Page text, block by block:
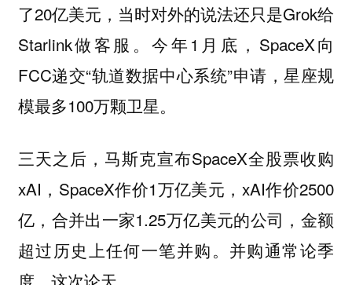
了20亿美元，当时对外的说法还只是Grok给
Starlink做客服。今年1月底，SpaceX向
FCC递交“轨道数据中心系统”申请，星座规
模最多100万颗卫星。
三天之后，马斯克宣布SpaceX全股票收购
xAI，SpaceX作价1万亿美元，xAI作价2500
亿，合并出一家1.25万亿美元的公司，金额
超过历史上任何一笔并购。并购通常论季
度，这次论天。